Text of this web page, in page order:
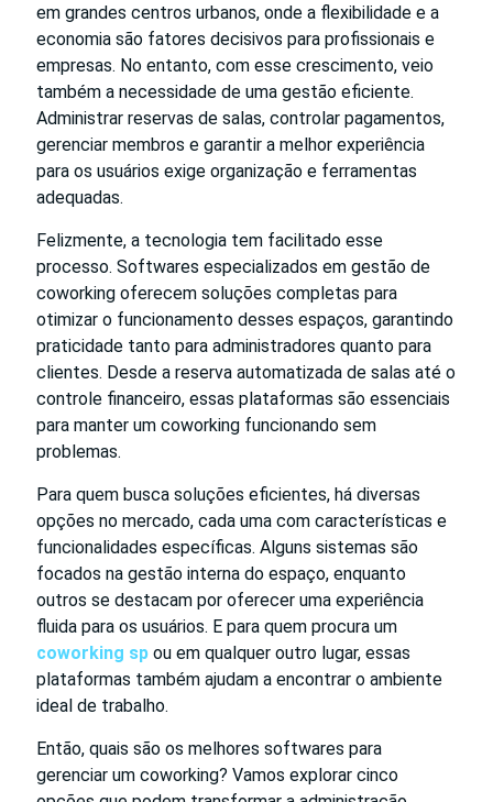
em grandes centros urbanos, onde a flexibilidade e a
economia são fatores decisivos para profissionais e
empresas. No entanto, com esse crescimento, veio
também a necessidade de uma gestão eficiente.
Administrar reservas de salas, controlar pagamentos,
gerenciar membros e garantir a melhor experiência
para os usuários exige organização e ferramentas
adequadas.
Felizmente, a tecnologia tem facilitado esse
processo. Softwares especializados em gestão de
coworking oferecem soluções completas para
otimizar o funcionamento desses espaços, garantindo
praticidade tanto para administradores quanto para
clientes. Desde a reserva automatizada de salas até o
controle financeiro, essas plataformas são essenciais
para manter um coworking funcionando sem
problemas.
Para quem busca soluções eficientes, há diversas
opções no mercado, cada uma com características e
funcionalidades específicas. Alguns sistemas são
focados na gestão interna do espaço, enquanto
outros se destacam por oferecer uma experiência
fluida para os usuários. E para quem procura um
coworking sp ou em qualquer outro lugar, essas
plataformas também ajudam a encontrar o ambiente
ideal de trabalho.
Então, quais são os melhores softwares para
gerenciar um coworking? Vamos explorar cinco